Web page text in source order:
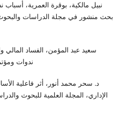
نبيل مالكية، بوقرة العمرية،
سعيد عبد المؤمن، الفساد المالي
ندوات
د. سحر محمد أنور، أثر فاعلية